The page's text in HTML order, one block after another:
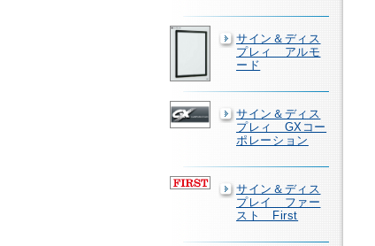
サイン＆ディス
プレィ アルモ
ード
サイン＆ディス
プレィ GXコー
ポレーション
サイン＆ディス
プレイ ファー
スト First